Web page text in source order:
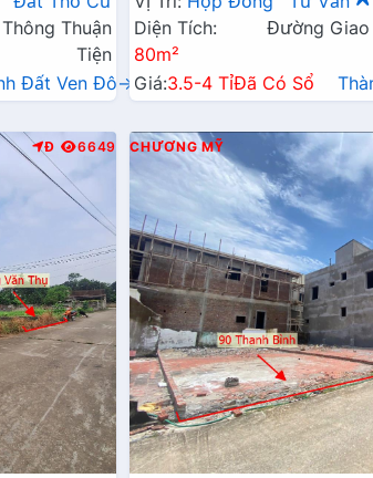
Thuận
Tiện
Đất Ven Đô→
Diện Tích:
80m²
Đường Giao
Giá:3.5-4 TỉĐã Có Sổ
Đ 6649 CHƯƠNG MỸ